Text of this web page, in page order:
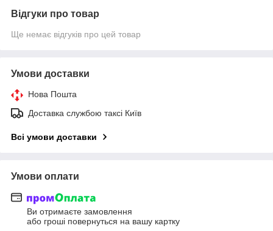
Відгуки про товар
Ще немає відгуків про цей товар
Умови доставки
Нова Пошта
Доставка службою таксі Київ
Всі умови доставки
Умови оплати
Ви отримаєте замовлення
або гроші повернуться на вашу картку